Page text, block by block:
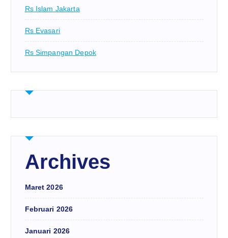
Rs Islam Jakarta
Rs Evasari
Rs Simpangan Depok
Archives
Maret 2026
Februari 2026
Januari 2026